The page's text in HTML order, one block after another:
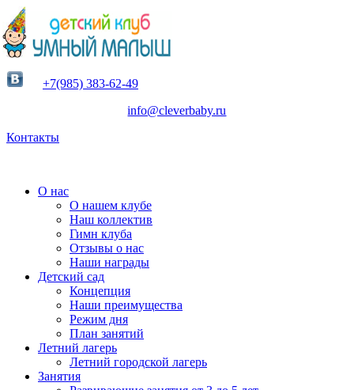
+7(985) 383-62-49
info@cleverbaby.ru
Контакты
О нас
О нашем клубе
Наш коллектив
Гимн клуба
Отзывы о нас
Наши награды
Детский сад
Концепция
Наши преимущества
Режим дня
План занятий
Летний лагерь
Летний городской лагерь
Занятия